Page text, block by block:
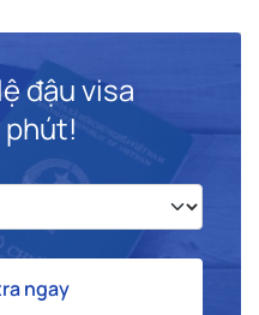
đậu visa
ngay